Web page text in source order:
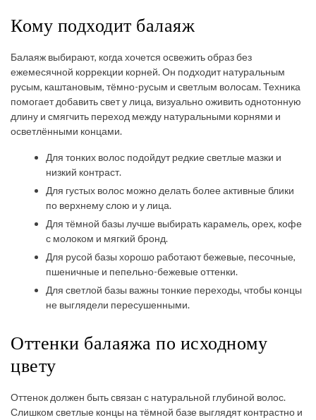
Кому подходит балаяж
Балаяж выбирают, когда хочется освежить образ без
ежемесячной коррекции корней. Он подходит натуральным
русым, каштановым, тёмно-русым и светлым волосам. Техника
помогает добавить свет у лица, визуально оживить однотонную
длину и смягчить переход между натуральными корнями и
осветлёнными концами.
Для тонких волос подойдут редкие светлые мазки и
низкий контраст.
Для густых волос можно делать более активные блики
по верхнему слою и у лица.
Для тёмной базы лучше выбирать карамель, орех, кофе
с молоком и мягкий бронд.
Для русой базы хорошо работают бежевые, песочные,
пшеничные и пепельно-бежевые оттенки.
Для светлой базы важны тонкие переходы, чтобы концы
не выглядели пересушенными.
Оттенки балаяжа по исходному
цвету
Оттенок должен быть связан с натуральной глубиной волос.
Слишком светлые концы на тёмной базе выглядят контрастно и